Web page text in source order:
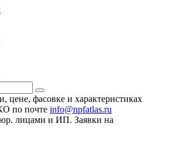
цене, фасовке и характеристиках
по почте info@npfatlas.ru
юр. лицами и ИП. Заявки на